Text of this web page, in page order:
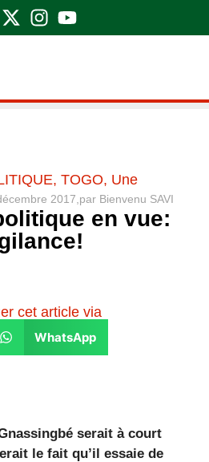
, TOGO, Une
2017, par Bienvenu SAVI
en vue:
cet article via
WhatsApp
serait à court
le fait qu’il essaie de